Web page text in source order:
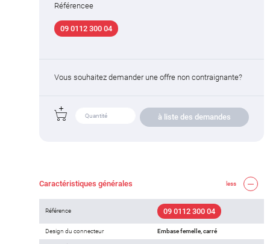
Référencee
09 0112 300 04
Vous souhaitez demander une offre non contraignante?
à liste des demandes
Caractéristiques générales less
Référence 09 0112 300 04
Design du connecteur Embase femelle, carré